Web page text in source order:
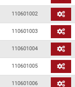
110601002
110601003
110601004
110601005
110601006